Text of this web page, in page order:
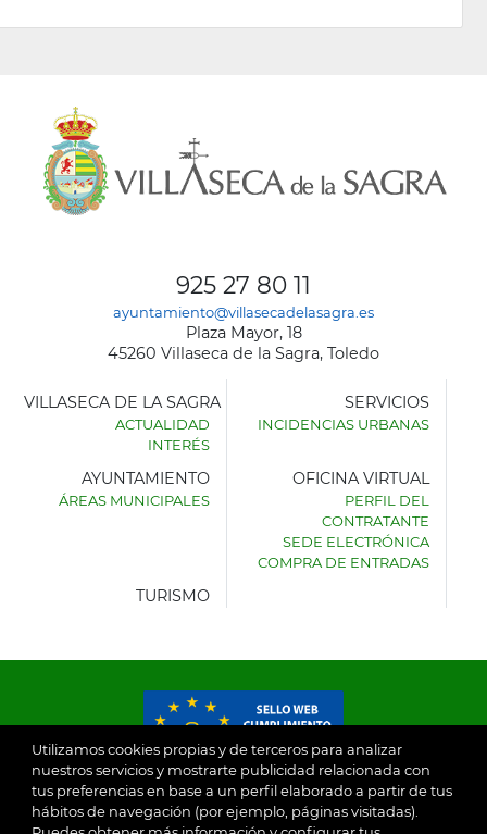
Utilizamos cookies propias y de terceros para analizar
nuestros servicios y mostrarte publicidad relacionada con
tus preferencias en base a un perfil elaborado a partir de tus
hábitos de navegación (por ejemplo, páginas visitadas).
925 27 80 11
ayuntamiento@villasecadelasagra.es
Plaza Mayor, 18
45260 Villaseca de la Sagra, Toledo
AYUNTAMIENTO
VILLASECA DE LA SAGRA
ACTUALIDAD
INTERÉS
SERVICIOS
INCIDENCIAS URBANAS
AYUNTAMIENTO
ÁREAS MUNICIPALES
OFICINA VIRTUAL
PERFIL DEL
CONTRATANTE
SEDE ELECTRÓNICA
COMPRA DE ENTRADAS
TURISMO
© 2026